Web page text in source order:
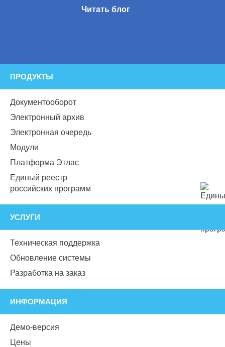
Читать блог
ПРОДУКТЫ
Документооборот
Электронный архив
Электронная очередь
Модули
Платформа Этлас
Единый реестр
российских программ
УСЛУГИ
Техническая поддержка
Обновление системы
Разработка на заказ
ИНФОРМАЦИЯ
Демо-версия
Цены